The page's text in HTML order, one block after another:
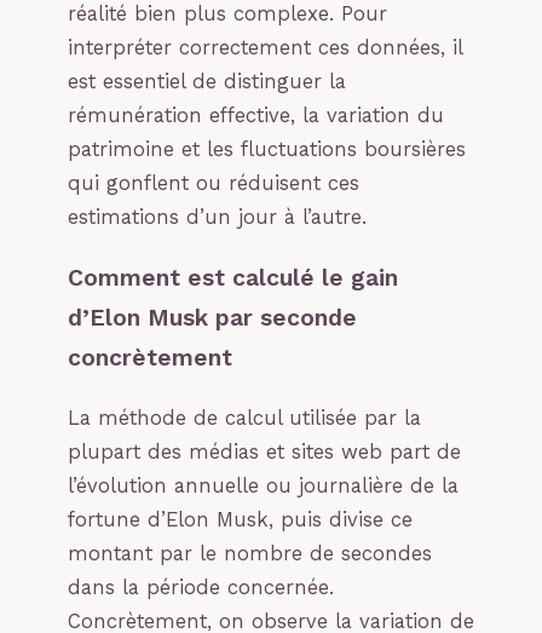
réalité bien plus complexe. Pour
interpréter correctement ces données, il
est essentiel de distinguer la
rémunération effective, la variation du
patrimoine et les fluctuations boursières
qui gonflent ou réduisent ces
estimations d’un jour à l’autre.
Comment est calculé le gain
d’Elon Musk par seconde
concrètement
La méthode de calcul utilisée par la
plupart des médias et sites web part de
l’évolution annuelle ou journalière de la
fortune d’Elon Musk, puis divise ce
montant par le nombre de secondes
dans la période concernée.
Concrètement, on observe la variation de